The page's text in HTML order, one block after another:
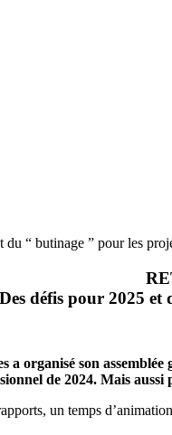
“ butinage ” pour les
Des défis pour 2025
organisé son
de 2024. Mais aussi
un temps